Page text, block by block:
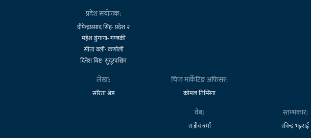
प्रदेश संयोजक:
दीपेन्द्रप्रसाद सिंह- प्रदेश २
महेश ढुंगाना- गण्डकी
सीता वली- कर्णाली
दिनेश बिष्ट- सुदूरपश्चिम
लेखा:
सरिता श्रेष्ठ
चिफ मार्केटिङ अफिसर:
कोमल तिम्सिना
वेब:
सञ्जीव बर्मा
स्तम्भकार:
रविन्द्र भट्टराई